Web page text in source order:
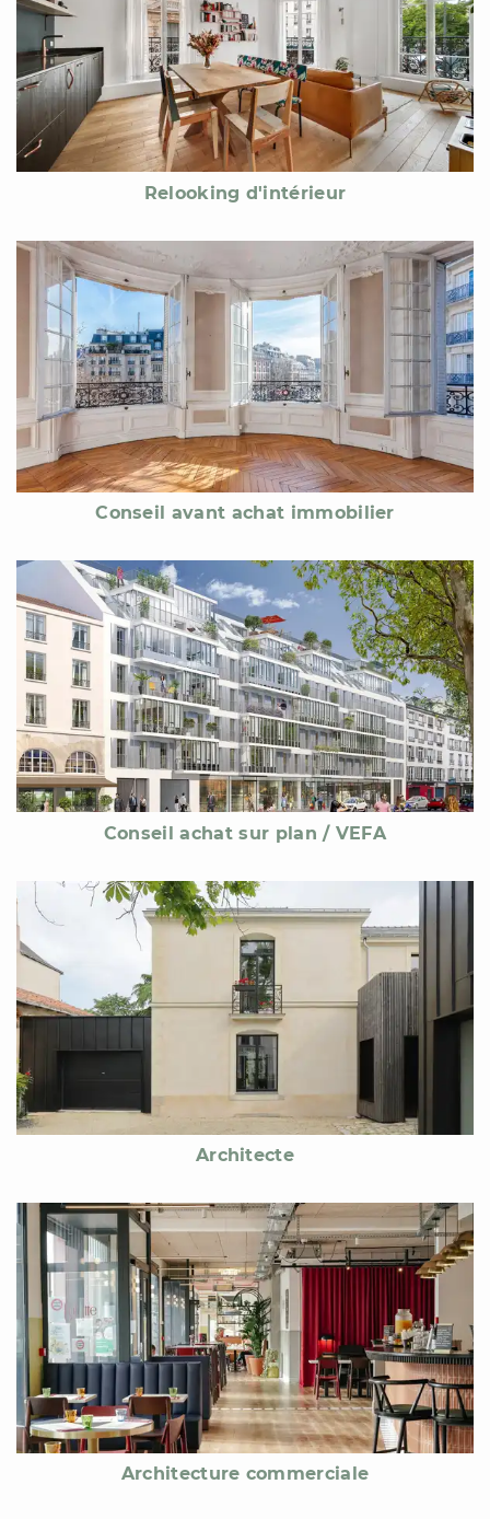
Relooking d'intérieur
Conseil avant achat immobilier
Conseil achat sur plan / VEFA
Architecte
Architecture commerciale